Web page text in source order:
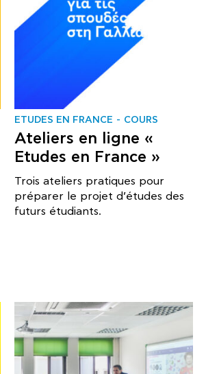
ΕTUDES EN FRANCE COURS
Ateliers en ligne «
Etudes en France »
Trois ateliers pratiques pour
préparer le projet d’études des
futurs étudiants.